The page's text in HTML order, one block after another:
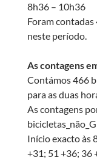
8h36 – 10h36
Foram contadas
neste período.
As contagens
Contámos 466
para as duas
As contagens
Início exacto às
+31; 51 +36; 36